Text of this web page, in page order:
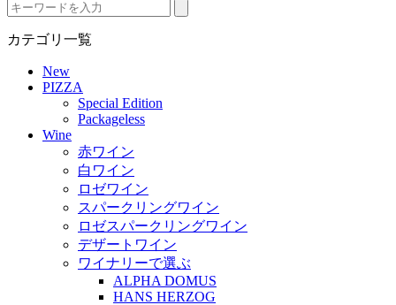
カテゴリ一覧
New
PIZZA
Special Edition
Packageless
Wine
赤ワイン
白ワイン
ロゼワイン
スパークリングワイン
ロゼスパークリングワイン
デザートワイン
ワイナリーで選ぶ
ALPHA DOMUS
HANS HERZOG